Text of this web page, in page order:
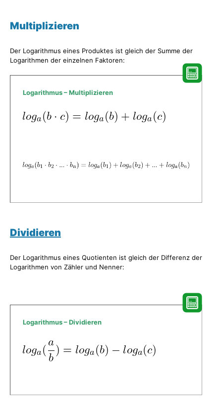
Multiplizieren
Der Logarithmus eines Produktes ist gleich der Summe der
Logarithmen der einzelnen Faktoren:
Logarithmus – Multiplizieren
Dividieren
Der Logarithmus eines Quotienten ist gleich der Differenz der
Logarithmen von Zähler und Nenner:
Logarithmus – Dividieren